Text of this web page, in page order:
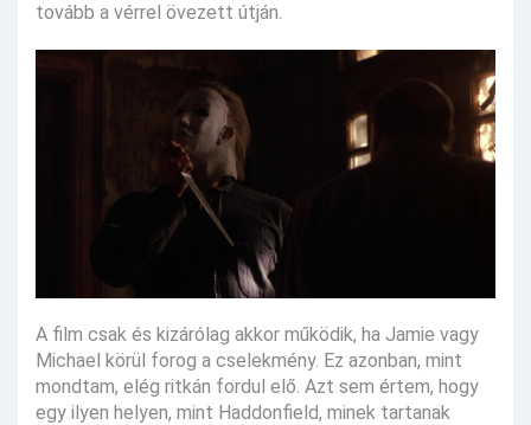
tovább a vérrel övezett útján.
A film csak és kizárólag akkor működik, ha Jamie vagy
Michael körül forog a cselekmény. Ez azonban, mint
mondtam, elég ritkán fordul elő. Azt sem értem, hogy
egy ilyen helyen, mint Haddonfield, minek tartanak